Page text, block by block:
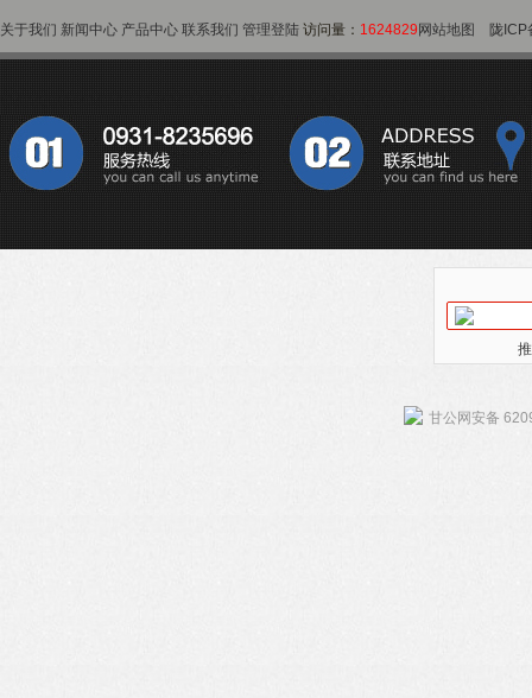
关于我们 新闻中心 产品中心 联系我们 管理登陆 访问量： 1624829 网站地图 陇
甘公网安备